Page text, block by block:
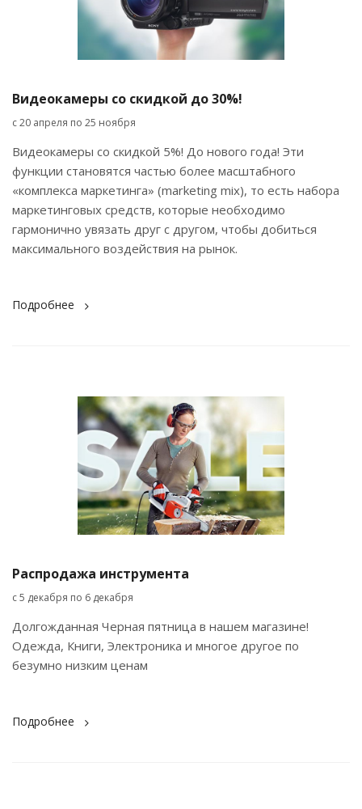
Видеокамеры со скидкой до 30%!
с 20 апреля по 25 ноября
Видеокамеры со скидкой 5%! До нового года! Эти
функции становятся частью более масштабного
«комплекса маркетинга» (marketing mix), то есть набора
маркетинговых средств, которые необходимо
гармонично увязать друг с другом, чтобы добиться
максимального воздействия на рынок.
Подробнее
Распродажа инструмента
с 5 декабря по 6 декабря
Долгожданная Черная пятница в нашем магазине!
Одежда, Книги, Электроника и многое другое по
безумно низким ценам
Подробнее